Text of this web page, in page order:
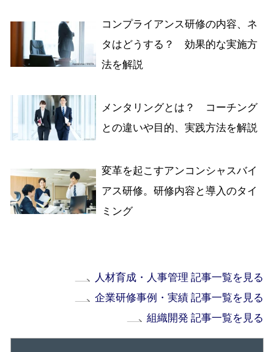
コンプライアンス研修の内容、ネ
タはどうする？ 効果的な実施方
法を解説
メンタリングとは？ コーチング
との違いや目的、実践方法を解説
変革を起こすアンコンシャスバイ
アス研修。研修内容と導入のタイ
ミング
人材育成・人事管理 記事一覧を見る
企業研修事例・実績 記事一覧を見る
組織開発 記事一覧を見る